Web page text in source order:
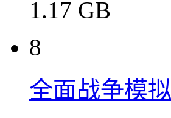
1.17 GB
8
全面战争模